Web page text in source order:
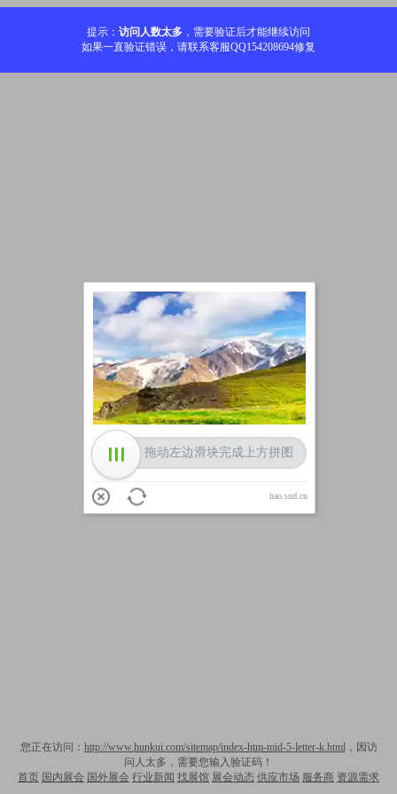
提示： 访问人数太多 ，需要验证后才能继续访问
如果一直验证错误，请联系客服QQ154208694修复
您正在访问： http://www.hunkui.com/sitemap/index-htm-mid-5-letter-k.html，因访
问人太多，需要您输入验证码！
首页 国内展会 国外展会 行业新闻 找展馆 展会动态 供应市场 服务商 资源需求
加载中
拖动左边滑块完成上方拼图
hao.sud.cn